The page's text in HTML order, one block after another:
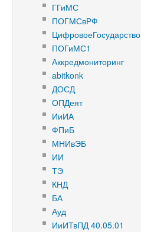
ГГиМС
ПОГМСвРФ
ЦифровоеГосударство
ПОГиМС1
Аккредмониторинг
abitkonk
ДОСД
ОПДеят
ИиИА
ФПиБ
МНИвЭБ
ИИ
ТЭ
КНД
БА
Ауд
ИиИТвПД 40.05.01